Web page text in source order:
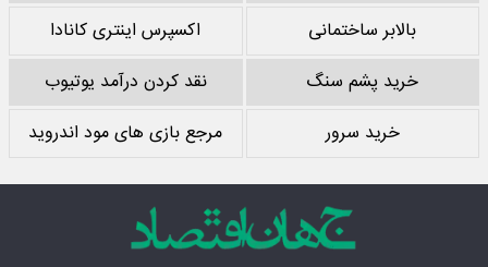
بالابر ساختمانی
اکسپرس اینتری کانادا
خرید پشم سنگ
نقد کردن درآمد یوتیوب
خرید سرور
مرجع بازی های مود اندروید